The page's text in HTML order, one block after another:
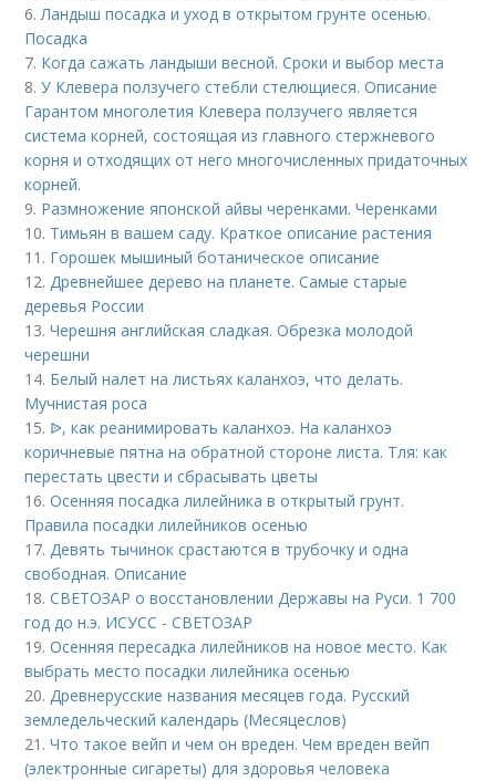
6.Ландыш посадка и уход в открытом грунте осенью.
Посадка
7. Когда сажать ландыши весной. Сроки и выбор места
8.У Клевера ползучего стебли стелющиеся. Описание
Гарантом многолетия Клевера ползучего является
система корней, состоящая из главного стержневого
корня и отходящих от него многочисленных придаточных
корней.
9. Размножение японской айвы черенками. Черенками
10. Тимьян в вашем саду. Краткое описание растения
11. Горошек мышиный ботаническое описание
12.Древнейшее дерево на планете. Самые старые
деревья России
13.Черешня английская сладкая. Обрезка молодой
черешни
14. Белый налет на листьях каланхоэ, что делать.
Мучнистая роса
15. ᐉ, как реанимировать каланхоэ. На каланхоэ
коричневые пятна на обратной стороне листа. Тля: как
перестать цвести и сбрасывать цветы
16.Осенняя посадка лилейника в открытый грунт.
Правила посадки лилейников осенью
17.Девять тычинок срастаются в трубочку и одна
свободная. Описание
18.СВЕТОЗАР о восстановлении Державы на Руси. 1 700
год до н.э. ИСУСС - СВЕТОЗАР
19.Осенняя пересадка лилейников на новое место. Как
выбрать место посадки лилейника осенью
20.Древнерусские названия месяцев года. Русский
земледельческий календарь (Месяцеслов)
21.Что такое вейп и чем он вреден. Чем вреден вейп
(электронные сигареты) для здоровья человека